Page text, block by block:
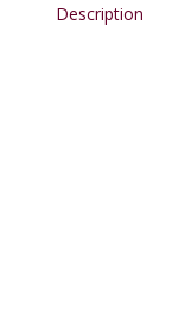
Description